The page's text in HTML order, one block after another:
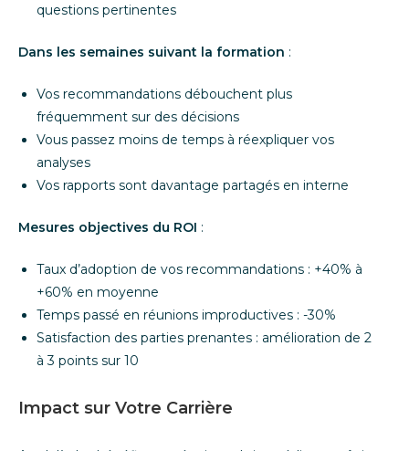
questions pertinentes
Dans les semaines suivant la formation :
Vos recommandations débouchent plus
fréquemment sur des décisions
Vous passez moins de temps à réexpliquer vos
analyses
Vos rapports sont davantage partagés en interne
Mesures objectives du ROI :
Taux d’adoption de vos recommandations : +40% à
+60% en moyenne
Temps passé en réunions improductives : -30%
Satisfaction des parties prenantes : amélioration de 2
à 3 points sur 10
Impact sur Votre Carrière